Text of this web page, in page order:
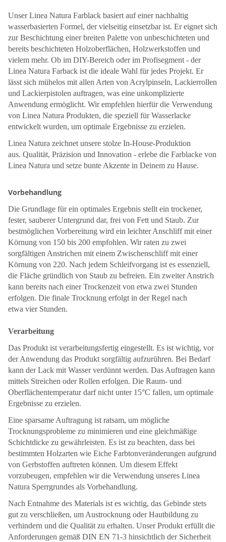
Unser Linea Natura Farblack basiert auf einer nachhaltig
wasserbasierten Formel, der vielseitig einsetzbar ist. Er eignet sich
zur Beschichtung einer breiten Palette von unbeschichteten und
bereits beschichteten Holzoberflächen, Holzwerkstoffen und
vielem mehr. Ob im DIY-Bereich oder im Profisegment - der
Linea Natura Farback ist die ideale Wahl für jedes Projekt. Er
lässt sich mühelos mit allen Arten von Acrylpinseln, Lackierrollen
und Lackierpistolen auftragen, was eine unkomplizierte
Anwendung ermöglicht. Wir empfehlen hierfür die Verwendung
von Linea Natura Produkten, die speziell für Wasserlacke
entwickelt wurden, um optimale Ergebnisse zu erzielen.
Linea Natura zeichnet unsere stolze In-House-Produktion
aus. Qualität, Präzision und Innovation - erlebe die Farblacke von
Linea Natura und setze bunte Akzente in Deinem zu Hause.
Vorbehandlung
Die Grundlage für ein optimales Ergebnis stellt ein trockener,
fester, sauberer Untergrund dar, frei von Fett und Staub. Zur
bestmöglichen Vorbereitung wird ein leichter Anschliff mit einer
Körnung von 150 bis 200 empfohlen. Wir raten zu zwei
sorgfältigen Anstrichen mit einem Zwischenschliff mit einer
Körnung von 220. Nach jedem Schleifvorgang ist es essenziell,
die Fläche gründlich von Staub zu befreien. Ein zweiter Anstrich
kann bereits nach einer Trockenzeit von etwa zwei Stunden
erfolgen. Die finale Trocknung erfolgt in der Regel nach
etwa vier Stunden.
Verarbeitung
Das Produkt ist verarbeitungsfertig eingestellt. Es ist wichtig, vor
der Anwendung das Produkt sorgfältig aufzurühren. Bei Bedarf
kann der Lack mit Wasser verdünnt werden. Das Auftragen kann
mittels Streichen oder Rollen erfolgen. Die Raum- und
Oberflächentemperatur darf nicht unter 15°C fallen, um optimale
Ergebnisse zu erzielen.
Eine sparsame Auftragung ist ratsam, um mögliche
Trocknungsprobleme zu minimieren und eine gleichmäßige
Schichtdicke zu gewährleisten. Es ist zu beachten, dass bei
bestimmten Holzarten wie Eiche Farbtonveränderungen aufgrund
von Gerbstoffen auftreten können. Um diesem Effekt
vorzubeugen, empfehlen wir die Verwendung unseres Linea
Natura Sperrgrundes als Vorbehandlung.
Nach Entnahme des Materials ist es wichtig, das Gebinde stets
gut zu verschließen, um Austrocknung oder Hautbildung zu
verhindern und die Qualität zu erhalten. Unser Produkt erfüllt die
Anforderungen gemäß DIN EN 71-3 hinsichtlich der Sicherheit